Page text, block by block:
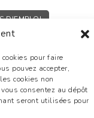
pour faire
pouvez accepter,
cookies non
consentez au dépôt
seront utilisées pour
D'EMPLOI
réservés - conception :